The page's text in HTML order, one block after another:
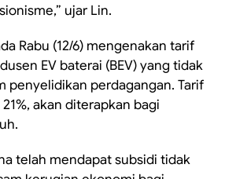
ujar Lin.
Rabu (12/6) mengenakan tarif
EV baterai (BEV) yang tidak
penyelidikan perdagangan. Tarif
akan diterapkan bagi
telah mendapat subsidi tidak